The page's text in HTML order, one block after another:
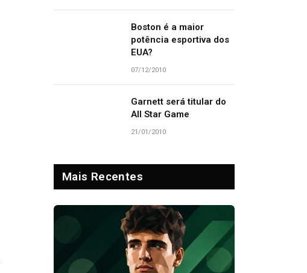
Boston é a maior
potência esportiva dos
EUA?
07/12/2010
Garnett será titular do
All Star Game
21/01/2010
Mais Recentes